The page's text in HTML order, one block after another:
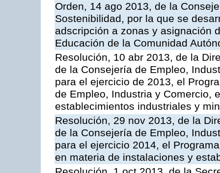
Orden, 14 ago 2013, de la
Sostenibilidad, por la que se
adscripción a zonas y asignación
Educación de la Comunidad
Resolución, 10 abr 2013, de la
de la Consejería de Empleo,
para el ejercicio de 2013, el
de Empleo, Industria y Comercio,
establecimientos industriales y
Resolución, 29 nov 2013, de la
de la Consejería de Empleo,
para el ejercicio 2014, el
en materia de instalaciones y